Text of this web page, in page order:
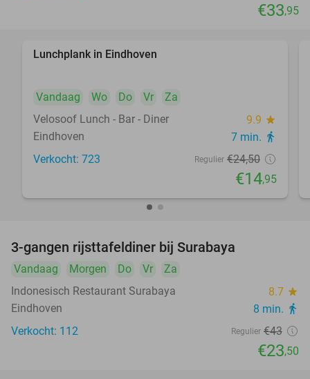
€33,95
Lunchplank in Eindhoven
Vandaag Wo Do Vr
Za
Velosoof Lunch - Bar - Diner
9.9 star
Eindhoven 7 min. directions_walk
Verkocht: 723 Regulier €24,50
€14,95
3-gangen rijsttafeldiner bij Surabaya
Vandaag Morgen Do Vr
Za
Indonesisch Restaurant Surabaya
8.7 star
Eindhoven 8 min. directions_walk
Verkocht: 112 Regulier €43
€23,50